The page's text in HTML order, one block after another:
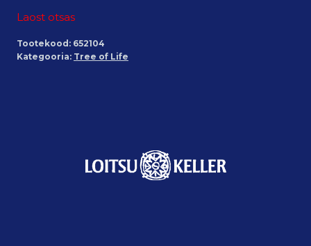
Laost otsas
Tootekood: 652104
Kategooria: Tree of Life